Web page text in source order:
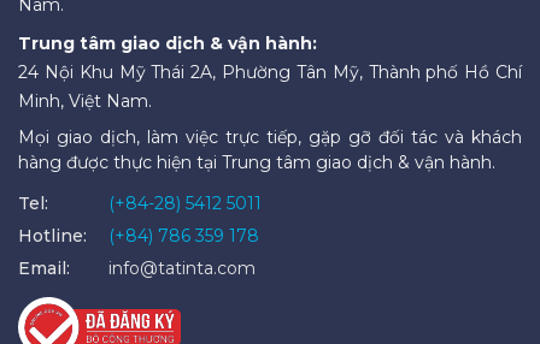
Nam.
Trung tâm giao dịch & vận hành:
24 Nội Khu Mỹ Thái 2A, Phường Tân Mỹ, Thành phố Hồ Chí
Minh, Việt Nam.
Mọi giao dịch, làm việc trực tiếp, gặp gỡ đối tác và khách
hàng được thực hiện tại Trung tâm giao dịch & vận hành.
Tel:
(+84-28) 5412 5011
Hotline:
(+84) 786 359 178
Email:
info@tatinta.com